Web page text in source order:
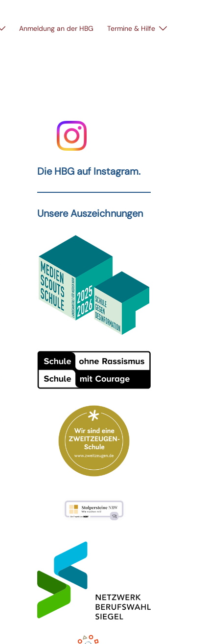
Anmeldung an der HBG Termine & Hilfe
Die HBG auf Instagram.
Unsere Auszeichnungen